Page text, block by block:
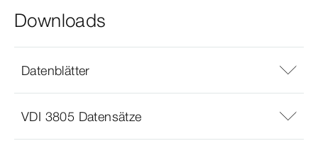
Downloads
Datenblätter
VDI 3805 Datensätze